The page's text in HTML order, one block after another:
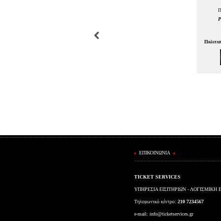
ΕΠΙΚΟΙΝΩΝΙΑ
TICKET SERVICES
ΥΠΗΡΕΣΙΑ ΕΙΣΙΤΗΡΙΩΝ - ΛΟΓΙΣΜΙΚΗ
Τηλεφωνικό κέντρο: 210 7234567
e-mail: info@ticketservices.gr